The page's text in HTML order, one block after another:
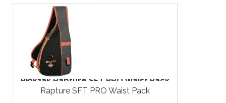
Рюкзак Rapture SFT PRO Waist Pack
Rapture SFT PRO Waist Pack